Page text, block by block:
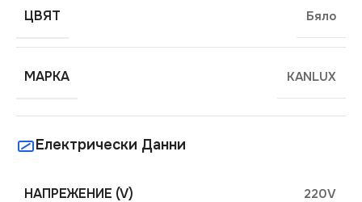
ЦВЯТ Бяло
МАРКА KANLUX
Електрически Данни
НАПРЕЖЕНИЕ (V) 220V